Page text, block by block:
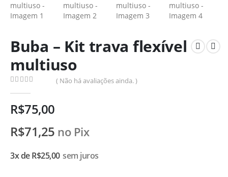
Buba – Kit trava flexível
multiuso
( Não há avaliações ainda. )
R$75,00
R$71,25 no Pix
3x deR$25,00 sem juros